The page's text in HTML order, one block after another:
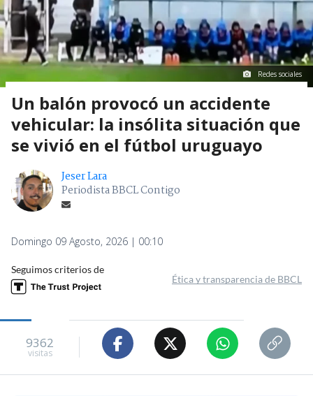
Redes sociales
Un balón provocó un accidente
vehicular: la insólita situación que
se vivió en el fútbol uruguayo
Jeser Lara
Periodista BBCL Contigo
Domingo 09 Agosto, 2026 | 00:10
Seguimos criterios de
Ética y transparencia de BBCL
9362
visitas